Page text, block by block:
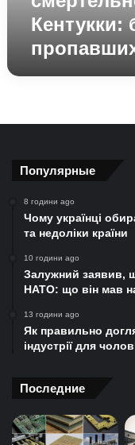
вести
Кентукки:
Популярные
8 години ago
Чому українці
та недоліки країни
10 години ago
Залужний заявив,
НАТО: що він мав
13 години ago
Як правильно
індустрії для
Последние